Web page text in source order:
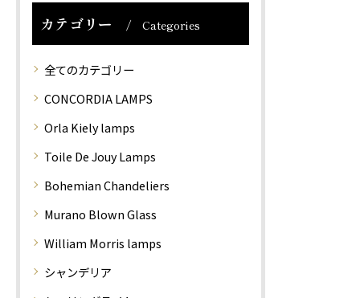
デザインさ…
カテゴリー Categories
全てのカテゴリー
CONCORDIA LAMPS
Orla Kiely lamps
Toile De Jouy Lamps
Bohemian Chandeliers
Murano Blown Glass
William Morris lamps
シャンデリア